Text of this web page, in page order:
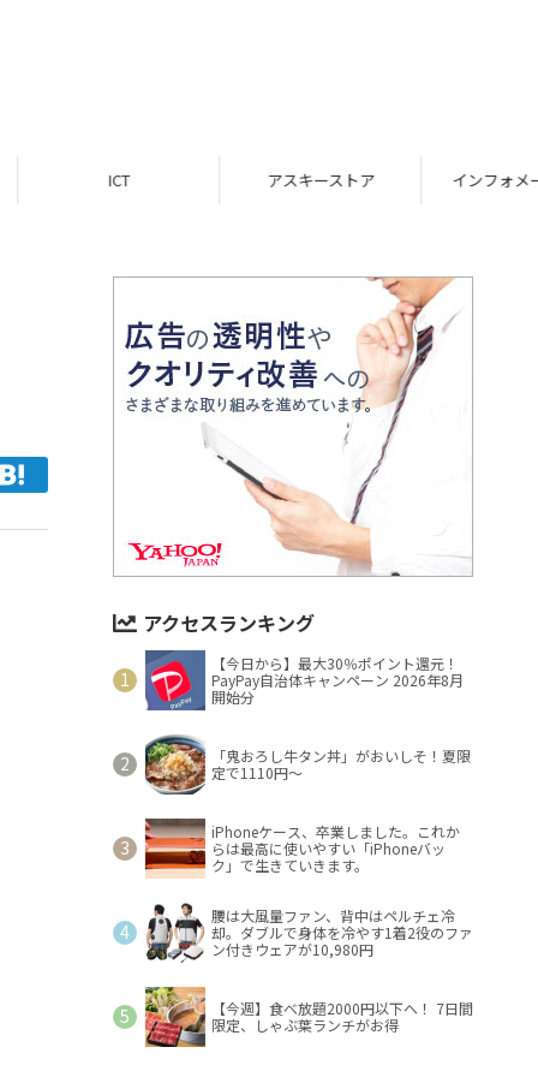
アスキーストア インフォメーション
アクセスランキング
【今日から】最大30％ポイント還元！
PayPay自治体キャンペーン 2026年8月
開始分
「鬼おろし牛タン丼」がおいしそ！夏限
定で1110円～
iPhoneケース、卒業しました。これか
らは最高に使いやすい「iPhoneバッ
ク」で生きていきます。
腰は大風量ファン、背中はペルチェ冷
却。ダブルで身体を冷やす1着2役のファ
ン付きウェアが10,980円
【今週】食べ放題2000円以下へ！ 7日間
限定、しゃぶ葉ランチがお得